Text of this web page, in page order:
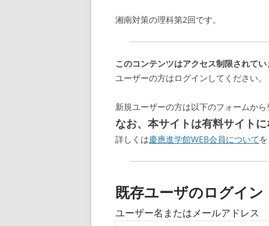
湘南対策の理科第2回です。
このコンテンツはアクセス制限されてい
ユーザーの方はログインしてください。
新規ユーザーの方は以下のフォームか
なお、本サイトは有料サイト
詳しくは慶應進学館WEB会員について
既存ユーザのログイン
ユーザー名またはメールアドレス